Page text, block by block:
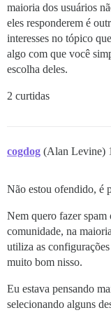
maioria dos usuários
eles responderem é
interesses no tópico
algo com que você
escolha deles.
2 curtidas
cogdog (Alan Levine)
Não estou ofendido, é
Nem quero fazer
comunidade, na
utiliza as
muito bom nisso.
Eu estava pensando
selecionando alguns